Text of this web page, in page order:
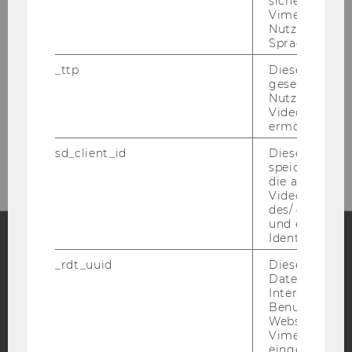
EA, 2. Ober­ge­schoß
Welt­han­dels­platz 1
CAM­PUS­PLAN
Facebook Blog
Bluesky
Vimeo in der
Nutzer
Sprache
_ttp
Dieser
gesetzt, um
Nutzung des
Videoplayers
ermöglichen
sd_client_id
Dieses Cookie
speichert
die aktuellen
des/ der
und einen
_rdt_uuid
Dieses
Daten über
Interaktionen
Websites, auf
Vimeo-Video